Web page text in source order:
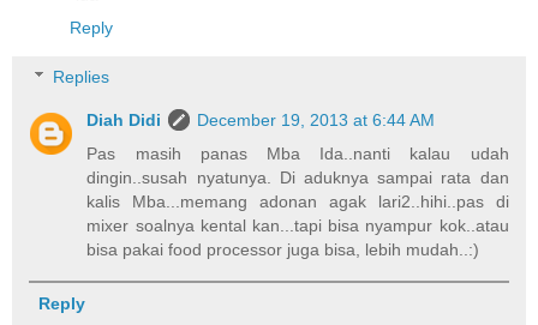
Reply
Replies
Diah Didi
December 19, 2013 at 6:44 AM
Pas masih panas Mba Ida..nanti kalau udah
dingin..susah nyatunya. Di aduknya sampai rata dan
kalis Mba...memang adonan agak lari2..hihi..pas di
mixer soalnya kental kan...tapi bisa nyampur kok..atau
bisa pakai food processor juga bisa, lebih mudah..:)
Reply